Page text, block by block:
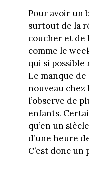
Pour avoir un
surtout de la
coucher et de
comme le
qui si possible
Le manque de
nouveau chez
l’observe de
enfants.
qu’en un
d’une heure
C’est donc un